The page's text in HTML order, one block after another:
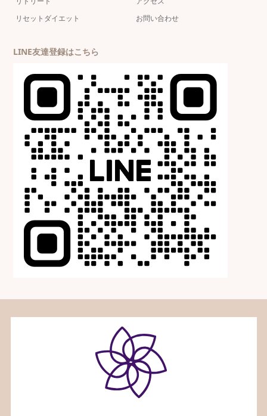
リセットダイエット
お問い合わせ
LINE友達登録はこちら